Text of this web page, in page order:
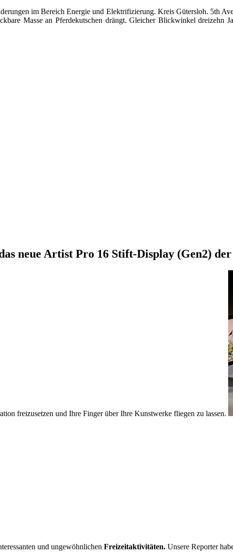
im Bereich Energie und Elektrifizierung. Kreis Gütersloh. 5th
Masse an Pferdekutschen drängt. Gleicher Blickwinkel dreizehn
neue Artist Pro 16 Stift-Display (Gen2)
freizusetzen und Ihre Finger über Ihre Kunstwerke fliegen zu lassen.
und ungewöhnlichen Freizeitaktivitäten. Unsere Reporter